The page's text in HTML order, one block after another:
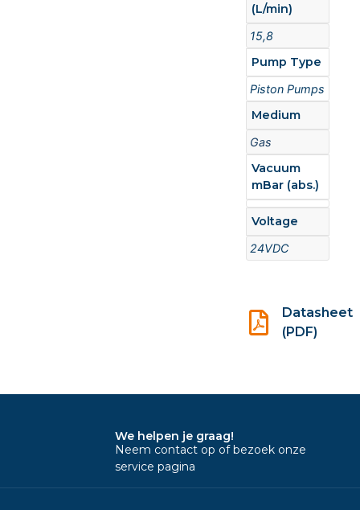
(L/min)
15,8
Pump Type
Piston Pumps
Medium
Gas
Vacuum
mBar (abs.)
Voltage
24VDC
Datasheet
(PDF)
We helpen je graag!
Neem contact op of bezoek onze
service pagina